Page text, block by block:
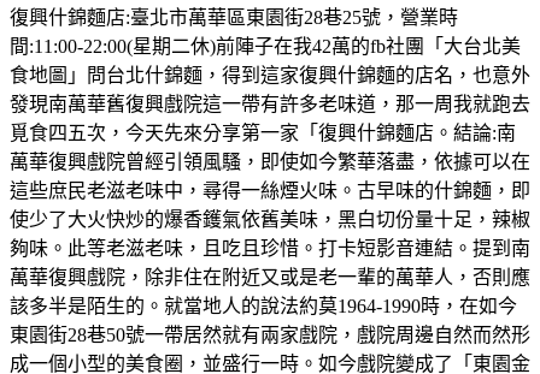
復興什錦麵店:臺北市萬華區東園街28巷25號，營業時
間:11:00-22:00(星期二休)前陣子在我42萬的fb社團「大台北美
食地圖」問台北什錦麵，得到這家復興什錦麵的店名，也意外
發現南萬華舊復興戲院這一帶有許多老味道，那一周我就跑去
覓食四五次，今天先來分享第一家「復興什錦麵店。結論:南
萬華復興戲院曾經引領風騷，即使如今繁華落盡，依據可以在
這些庶民老滋老味中，尋得一絲煙火味。古早味的什錦麵，即
使少了大火快炒的爆香鑊氣依舊美味，黑白切份量十足，辣椒
夠味。此等老滋老味，且吃且珍惜。打卡短影音連結。提到南
萬華復興戲院，除非住在附近又或是老一輩的萬華人，否則應
該多半是陌生的。就當地人的說法約莫1964-1990時，在如今
東園街28巷50號一帶居然就有兩家戲院，戲院周邊自然而然形
成一個小型的美食圈，並盛行一時。如今戲院變成了「東園金